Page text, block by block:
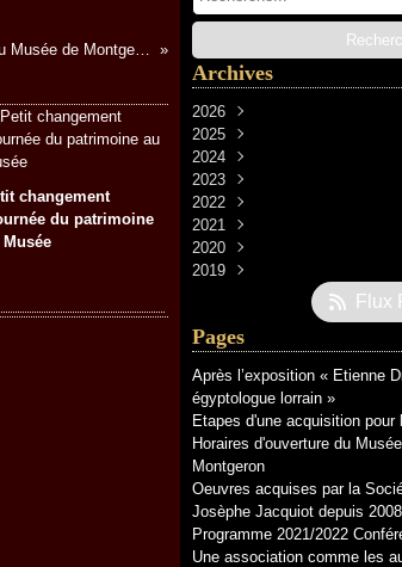
Allez ,venez faire un petit tour au Musée de Montgeron
changement
du patrimoine
Musée
Archives
2026
Avril
Janvier
2025
Décembre
Novembre
Septembre
Février
2024
Février
2023
Octobre
Septembre
Juillet
Juin
2022
Décembre
Novembre
Octobre
Mai(2)
Mars(5)
Février(2)
2021
Décembre
Novembre
(3)
Août
2020
Novembre
(4)
Avril
Février(3)
Janvier(3)
2019
Flux
Pages
Après l’exposition « Etienne
égyptologue lorrain »
Etapes d'une acquisition pour
Horaires d'ouverture du
Montgeron
Oeuvres acquises par la
Josèphe Jacquiot depuis 2008
Programme 2021/2022
Une association comme les